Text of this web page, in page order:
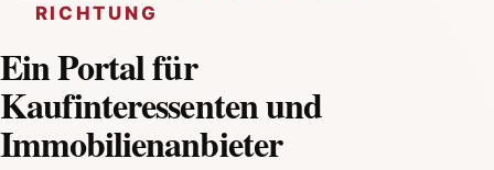
RICHTUNG
Ein Portal für
Kaufinteressenten und
Immobilienanbieter